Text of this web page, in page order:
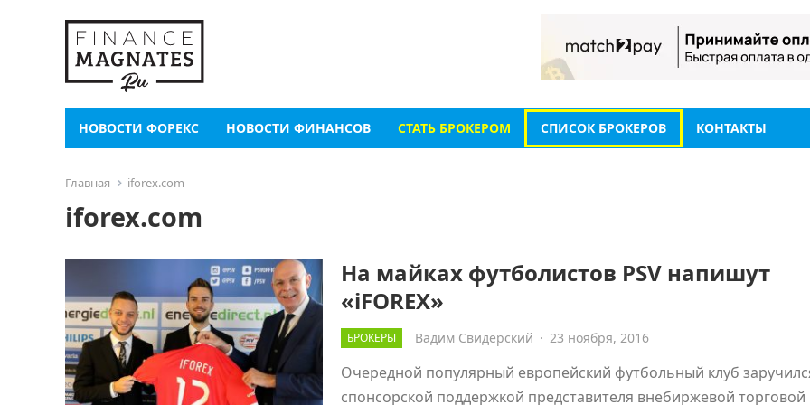
НОВОСТИ ФОРЕКС НОВОСТИ ФИНАНСОВ СТАТЬ БРОКЕРОМ СПИСОК БРОКЕРОВ КОНТАКТЫ
Главная iforex.com
iforex.com
На майках футболистов PSV напишут
«iFOREX»
БРОКЕРЫ Вадим Свидерский · 23 ноября, 2016
Очередной популярный европейский футбольный клуб
спонсорской поддержкой представителя внебиржевой торговой